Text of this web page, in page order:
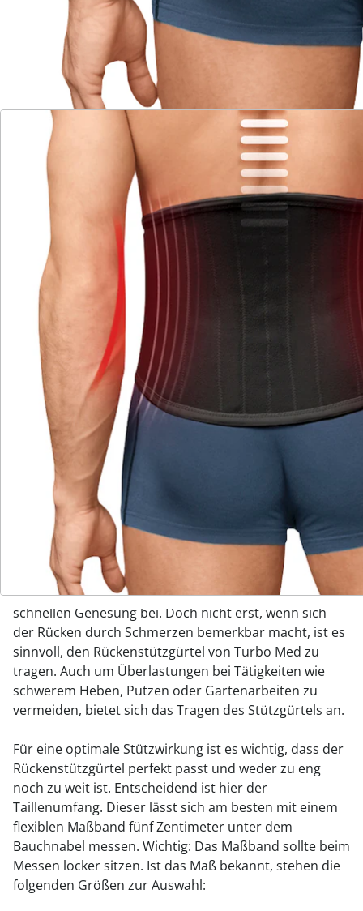
gesamte Gewicht des Oberkörpers. Besonders stark ist
die Belastung für die Wirbel bei langem Sitzen und
monotonen Bewegungsabläufen. Beides kommt heute
in den meisten Berufen vor. Entsprechend groß ist die
Zahl der Menschen, die an Bandscheibenvorfällen
leiden. Sie sind die Folge oft jahrzehntelanger
Fehlbelastungen und führen zu Schmerzen, die
besonders bei Bewegung auftreten. Mit dem
thermodynamischen Rückenstützgürtel von Turbo
Med lassen sich die Beschwerden lindern.
Der mit vier Kunststoff-Stabilisatoren ausgerüstete
Gürtel wird eng um die Lendenwirbelsäule gelegt und
per Klettverschluss verschlossen. An dieser Stelle sorgt
er sofort für eine spürbare Stützwirkung und
Entlastung der betroffenen Bereiche, was die
Beweglichkeit fördert. Durch den stützenden und
wärmenden Effekt des Rückenstützgürtels hat die
Muskulatur die Möglichkeit, sich zu entspannen.
Verspannungen, die häufig infolge einer Schonhaltung
entstehen, können sich durch die verbesserte
Durchblutung lösen und Entzündungen abklingen.
Auch Schwellungen bilden sich zurück, was für eine
spürbare Schmerzlinderung sorgt.
Neben Bandscheibenvorfällen eignet sich der Turbo
Med Rückenstützgürtel auch zur Behandlung anderer
Rückenbeschwerden wie Hexenschuss (Lumbago),
Ischias (Ischialgie) oder Muskelkater. Nach
Verletzungen im Bereich des Rückens trägt die
stützende und wärmende Wirkung ebenfalls zu einer
schnellen Genesung bei. Doch nicht erst, wenn sich
der Rücken durch Schmerzen bemerkbar macht, ist es
sinnvoll, den Rückenstützgürtel von Turbo Med zu
tragen. Auch um Überlastungen bei Tätigkeiten wie
schwerem Heben, Putzen oder Gartenarbeiten zu
vermeiden, bietet sich das Tragen des Stützgürtels an.
Für eine optimale Stützwirkung ist es wichtig, dass der
Rückenstützgürtel perfekt passt und weder zu eng
noch zu weit ist. Entscheidend ist hier der
Taillenumfang. Dieser lässt sich am besten mit einem
flexiblen Maßband fünf Zentimeter unter dem
Bauchnabel messen. Wichtig: Das Maßband sollte beim
Messen locker sitzen. Ist das Maß bekannt, stehen die
folgenden Größen zur Auswahl: